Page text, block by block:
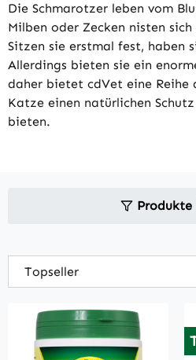
Die Schmarotzer leben vom
Milben oder Zecken nisten
Sitzen sie erstmal fest, haben
Allerdings bieten sie ein
daher bietet cdVet eine Reihe
Katze einen natürlichen
bieten.